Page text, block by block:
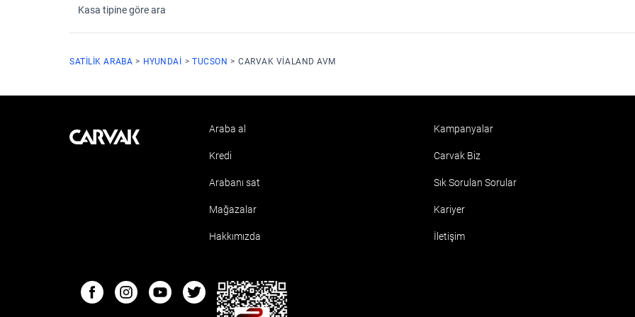
Kasa tipine göre ara
SATILIK ARABA HYUNDAI TUCSON CARVAK VIALAND AVM
Kavak Araba al
Kredi
Arabanı sat
Mağazalar
Hakkımızda
Kampanyalar
Carvak Biz
Sık Sorulan Sorular
Kariyer
İletişim
FacebookInstagramYoutubeTwitter
ETBIS